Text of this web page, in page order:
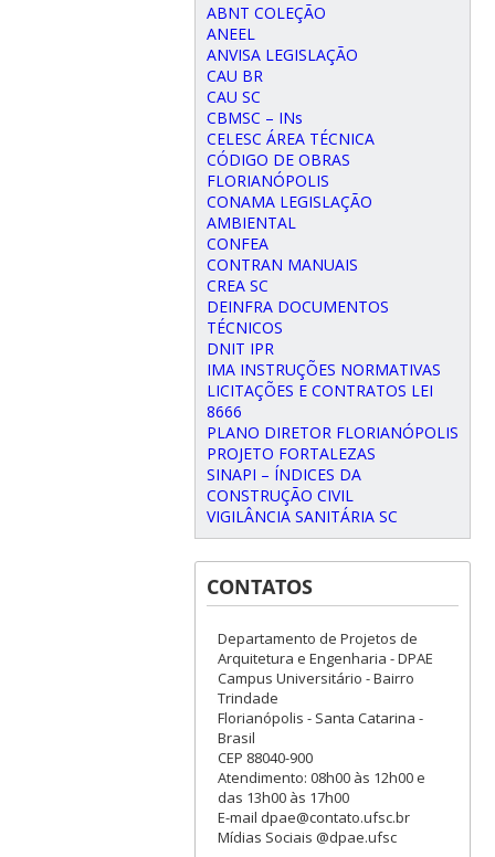
ABNT COLEÇÃO
ANEEL
ANVISA LEGISLAÇÃO
CAU BR
CAU SC
CBMSC – INs
CELESC ÁREA TÉCNICA
CÓDIGO DE OBRAS
FLORIANÓPOLIS
CONAMA LEGISLAÇÃO
AMBIENTAL
CONFEA
CONTRAN MANUAIS
CREA SC
DEINFRA DOCUMENTOS
TÉCNICOS
DNIT IPR
IMA INSTRUÇÕES NORMATIVAS
LICITAÇÕES E CONTRATOS LEI
8666
PLANO DIRETOR FLORIANÓPOLIS
PROJETO FORTALEZAS
SINAPI – ÍNDICES DA
CONSTRUÇÃO CIVIL
VIGILÂNCIA SANITÁRIA SC
CONTATOS
Departamento de Projetos de
Arquitetura e Engenharia - DPAE
Campus Universitário - Bairro
Trindade
Florianópolis - Santa Catarina -
Brasil
CEP 88040-900
Atendimento: 08h00 às 12h00 e
das 13h00 às 17h00
E-mail dpae@contato.ufsc.br
Mídias Sociais @dpae.ufsc